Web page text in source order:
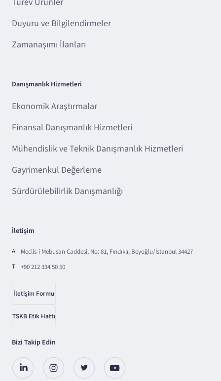
Duyuru ve Bilgilendirmeler
Zamanaşımı İlanları
Danışmanlık Hizmetleri
Ekonomik Araştırmalar
Finansal Danışmanlık Hizmetleri
Mühendislik ve Teknik Danışmanlık Hizmetleri
Gayrimenkul Değerleme
Sürdürülebilirlik Danışmanlığı
İletişim
A
Meclis-i Mebusan Caddesi, No: 81, Fındıklı, Beyoğlu/İstanbul 34427
T
+90 212 334 50 50
İletişim Formu
TSKB Etik Hattı
Bizi Takip Edin